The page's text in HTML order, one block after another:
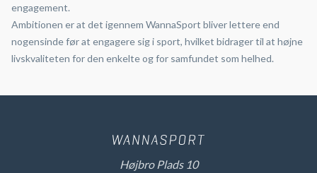
engagement.
Ambitionen er at det igennem WannaSport bliver lettere end
nogensinde før at engagere sig i sport, hvilket bidrager til at højne
livskvaliteten for den enkelte og for samfundet som helhed.
Højbro Plads 10